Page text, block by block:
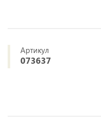
Артикул
073637